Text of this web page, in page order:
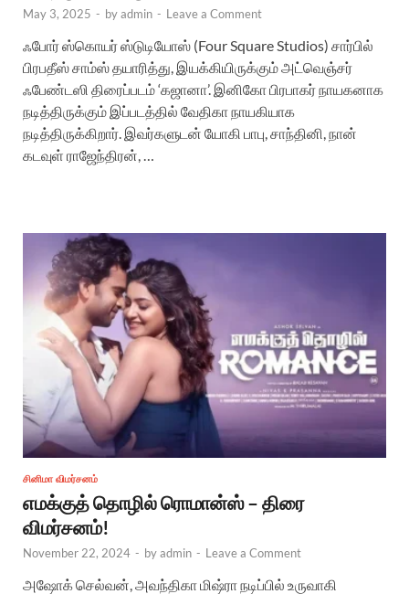
May 3, 2025 - byadmin - Leave a Comment
ஃபோர் ஸ்கொயர் ஸ்டுடியோஸ் (Four Square Studios) சார்பில்
பிரபதீஸ் சாம்ஸ் தயாரித்து, இயக்கியிருக்கும் அட்வெஞ்சர்
ஃபேண்டஸி திரைப்படம் ‘கஜானா’. இனிகோ பிரபாகர் நாயகனாக
நடித்திருக்கும் இப்படத்தில் வேதிகா நாயகியாக
நடித்திருக்கிறார். இவர்களுடன் யோகி பாபு, சாந்தினி, நான்
கடவுள் ராஜேந்திரன், …
சினிமா விமர்சனம்
எமக்குத் தொழில் ரொமான்ஸ் – திரை
விமர்சனம்!
November 22, 2024 - byadmin - Leave a Comment
அஷோக் செல்வன், அவந்திகா மிஷ்ரா நடிப்பில் உருவாகி